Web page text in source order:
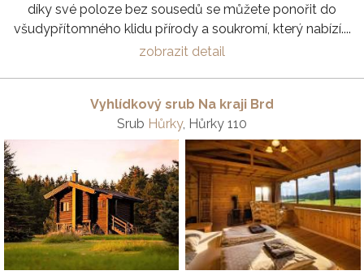
díky své poloze bez sousedů se můžete ponořit do
všudypřítomného klidu přírody a soukromí, který nabízí....
zobrazit detail
Vyhlídkový srub Na kraji Brd
Srub Hůrky, Hůrky 110